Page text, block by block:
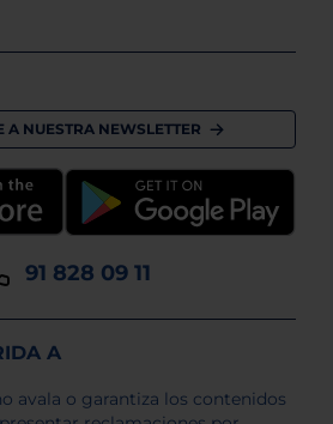
A NUESTRA NEWSLETTER
91 828 09 11
A